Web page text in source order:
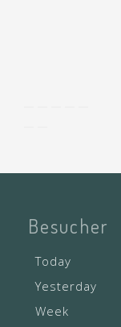
Besucher
Today
Yesterday
Week